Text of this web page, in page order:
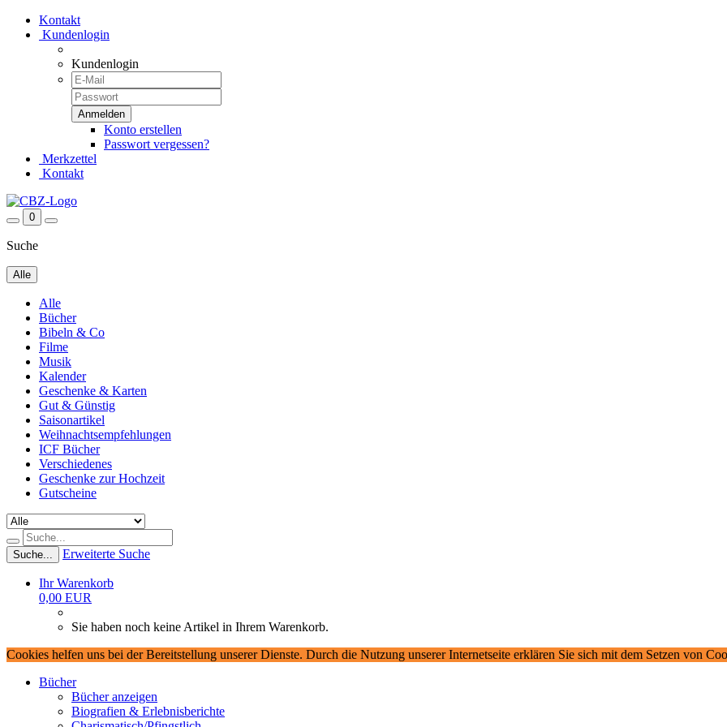
Kontakt
Kundenlogin
Kundenlogin
Konto erstellen
Passwort vergessen?
Merkzettel
Kontakt
0
Suche
Alle
Alle
Bücher
Bibeln & Co
Filme
Musik
Kalender
Geschenke & Karten
Gut & Günstig
Saisonartikel
Weihnachtsempfehlungen
ICF Bücher
Verschiedenes
Geschenke zur Hochzeit
Gutscheine
Suche... Erweiterte Suche
Ihr Warenkorb
0,00 EUR
Sie haben noch keine Artikel in Ihrem Warenkorb.
Cookies helfen uns bei der Bereitstellung unserer Dienste. Durch die Nutzung unserer Internetseite erklären Sie sich mit dem Setzen von
Bücher
Bücher anzeigen
Biografien & Erlebnisberichte